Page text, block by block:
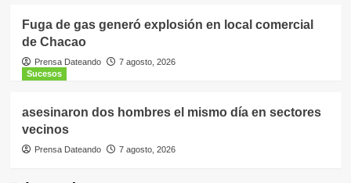
Fuga de gas generó explosión en local comercial
de Chacao
Prensa Dateando
7 agosto, 2026
Sucesos
asesinaron dos hombres el mismo día en sectores
vecinos
Prensa Dateando 7 agosto, 2026